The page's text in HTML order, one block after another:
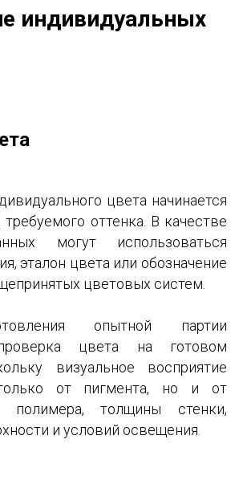
индивидуальных
цвета начинается
оттенка. В качестве
могут использоваться
эталон цвета или обозначение
цветовых систем.
опытной партии
цвета на готовом
визуальное восприятие
от пигмента, но и от
полимера, толщины стенки,
и условий освещения.